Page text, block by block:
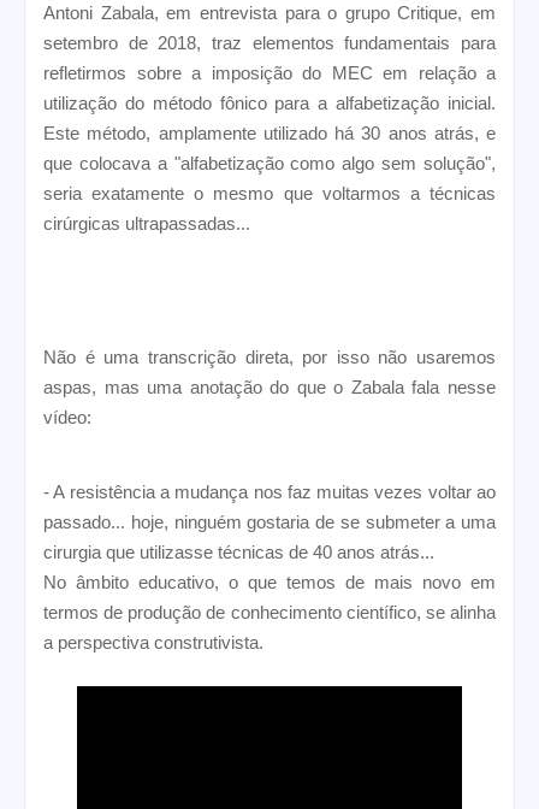
Antoni Zabala, em entrevista para o grupo Critique, em
setembro de 2018, traz elementos fundamentais para
refletirmos sobre a imposição do MEC em relação a
utilização do método fônico para a alfabetização inicial.
Este método, amplamente utilizado há 30 anos atrás, e
que colocava a "alfabetização como algo sem solução",
seria exatamente o mesmo que voltarmos a técnicas
cirúrgicas ultrapassadas...
Não é uma transcrição direta, por isso não usaremos
aspas, mas uma anotação do que o Zabala fala nesse
vídeo:
- A resistência a mudança nos faz muitas vezes voltar ao
passado... hoje, ninguém gostaria de se submeter a uma
cirurgia que utilizasse técnicas de 40 anos atrás...
No âmbito educativo, o que temos de mais novo em
termos de produção de conhecimento científico, se alinha
a perspectiva construtivista.